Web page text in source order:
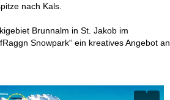
nach Kals.
Brunnalm in St. Jakob im
Snowpark“ ein kreatives Angebot an